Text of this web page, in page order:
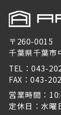
〒260-0015
千葉県千葉市
TEL：043-
FAX：043-
営業時間：
定休日：水曜